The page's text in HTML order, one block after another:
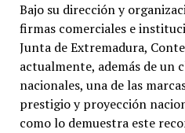
Bajo su dirección y
firmas comerciales e
Junta de Extremadura,
actualmente, además de un
nacionales, una de las
prestigio y proyección
como lo demuestra este